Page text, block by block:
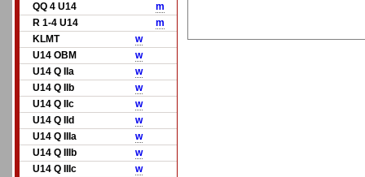
QQ 4 U14
m
R 1-4 U14
m
KLMT
w
U14 OBM
w
U14 Q IIa
w
U14 Q IIb
w
U14 Q IIc
w
U14 Q IId
w
U14 Q IIIa
w
U14 Q IIIb
w
U14 Q IIIc
w